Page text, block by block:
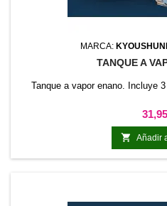
MARCA:
TANQUE A
Tanque a vapor enano. Incluye
 Añadir